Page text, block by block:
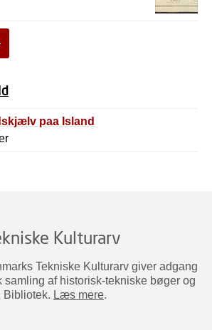
paa Island
Kulturarv
Tekniske Kulturarv giver adgang
samling af historisk-tekniske bøger og
Bibliotek. Læs mere.